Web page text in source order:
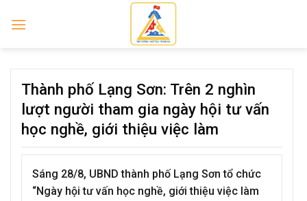
Thành phố Lạng Sơn: Trên 2 nghìn
lượt người tham gia ngày hội tư vấn
học nghề, giới thiệu việc làm
Sáng 28/8, UBND thành phố Lạng Sơn tổ chức
“Ngày hội tư vấn học nghề, giới thiệu việc làm